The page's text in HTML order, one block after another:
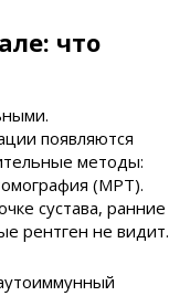
что
появляются
методы:
(МРТ).
сустава, ранние
рентген не видит.